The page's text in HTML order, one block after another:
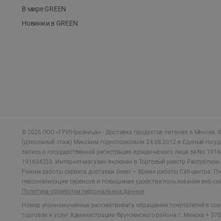
В мире GREEN
Новинки в GREEN
© 2026 ООО «ГРИНрозница» - Доставка продуктов питания в Минске.
(цокольный этаж) Минским горисполкомом 24.08.2012 в Единый
запись о государственной регистрации юридического лица за No
191634233. Интернет-магазин включен в Торговый реестр
Режим работы сервиса доставки Green — Время работы Call-центра:
персонализации сервисов и повышения удобства пользования веб-
Политика обработки персональных данных
Номер уполномоченных рассматривать обращения покупателей в
торговли и услуг Администрации Фрунзенского района г. Минска +